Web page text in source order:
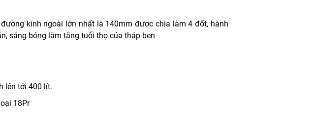
đường kính ngoài lớn nhất là 140mm được chia làm 4 đốt, hành
sáng bóng làm tăng tuổi thọ của tháp ben
lên tới 400 lít.
18Pr